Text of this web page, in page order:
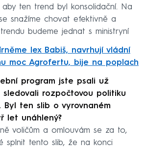
ten trend byl konsolidační. Na
snažíme chovat efektivně a
budeme jednat s ministryní
lex Babiš, navrhují vládní
moc Agrofertu, bije na poplach
program jste psali už
rozpočtovou politiku
Byl ten slib o vyrovnaném
let unáhlený?
voličům a omlouvám se za to,
splnit tento slib, že na konci